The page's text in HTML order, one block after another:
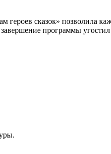
героев сказок» позволила
завершение программы